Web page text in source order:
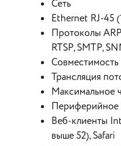
Сеть
Ethernet RJ-45
Протоколы
RTSP, SMTP,
Совместимость
Трансляция
Максимальное
Периферийное
Веб-клиенты
выше 52), Safari